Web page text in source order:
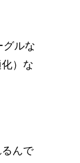
グルな
）な
んで